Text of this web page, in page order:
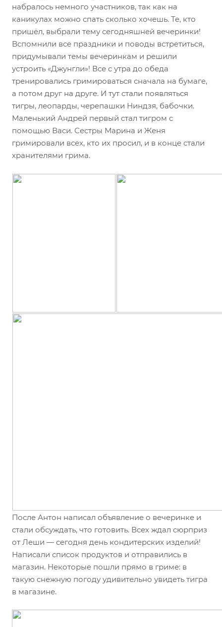
набралось немного участников, так как на
каникулах можно спать сколько хочешь. Те, кто
пришёл, выбрали тему сегодняшней вечеринки!
Вспомнили все праздники и поводы встретиться,
придумывали темы вечеринкам и решили
устроить «Джунгли»! Все с утра до обеда
тренировались гримироваться сначала на бумаге,
а потом друг на друге. И тут стали появляться
тигры, леопарды, черепашки Ниндзя, бабочки.
Маленький Андрей первый стал тигром с
помощью Васи. Сестры Марина и Женя
гримировали всех, кто их просил, и в конце стали
хранителями грима.
После Антон написал объявление о вечеринке и
стали обсуждать, что готовить. Всех ждал сюрприз
от Леши — сегодня день кондитерских изделий!
Написали список продуктов и отправились в
магазин. Некоторые пошли прямо в гриме: в
такую снежную погоду удивительно увидеть тигра
в магазине.